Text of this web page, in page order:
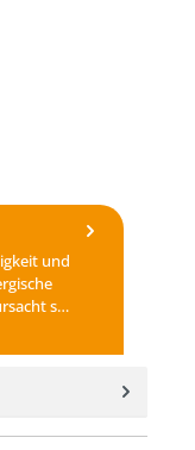
und
s…